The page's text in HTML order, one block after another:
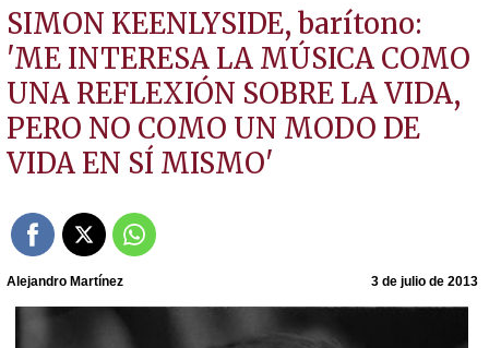
SIMON KEENLYSIDE, barítono:
'ME INTERESA LA MÚSICA COMO
UNA REFLEXIÓN SOBRE LA VIDA,
PERO NO COMO UN MODO DE
VIDA EN SÍ MISMO'
Alejandro Martínez 3 de julio de 2013